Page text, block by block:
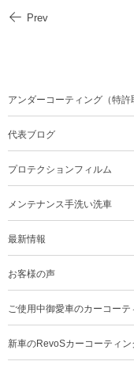
Prev
アンダーコーティング（特許
代表ブログ
プロテクションフィルム
メンテナンス手洗い洗車
最新情報
お客様の声
ご使用中御愛車のカーコーテ
新車のRevoSカーコーティン